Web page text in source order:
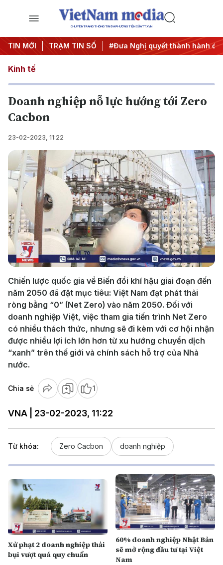
CHUYÊN TRANG THÔNG TIN ĐA PHƯƠNG TIỆN CỦA TTXVN
TIN MỚI TRẠM TIN SỐ
#Hội nghị Trung ương 3 #Đưa Nghị quyết thành hành động
Kinh tế
Doanh nghiệp nỗ lực hướng tới Zero
Cacbon
23-02-2023, 11:22
Play
Video
Chiến lược quốc gia về Biến đổi khí hậu giai đoạn đến
năm 2050 đã đặt mục tiêu: Việt Nam đạt phát thải
ròng bằng “0” (Net Zero) vào năm 2050. Đối với
doanh nghiệp Việt, việc tham gia tiến trình Net Zero
có nhiều thách thức, nhưng sẽ đi kèm với cơ hội nhận
được nhiều lợi ích lớn hơn từ xu hướng chuyển dịch
“xanh” trên thế giới và chính sách hỗ trợ của Nhà
nước.
Chia sẻ 1
VNA | 23-02-2023, 11:22
Từ khóa: Zero Cacbon doanh nghiệp
Xử phạt 2 doanh nghiệp thải
bụi vượt quá quy chuẩn
60% doanh nghiệp Nhật Bản
sẽ mở rộng đầu tư tại Việt
Nam